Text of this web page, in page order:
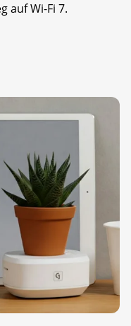
auf Wi-Fi 7.